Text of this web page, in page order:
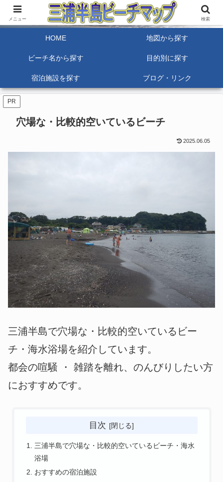
三浦半島のビーチ・海水浴場を紹介しています。また水の綺麗な海岸やバーベ
キューの出来る海岸など目的別にビーチを探せます。
HOME 地図から探す
ビーチ名から探す 目的別に探す
宿泊施設を探す ブログ・リンク
PR
穴場な・比較的空いているビーチ
2025.06.05
三浦半島で穴場な・比較的空いているビー
チ・海水浴場を紹介しています。
都会の喧騒 ・ 雑踏を離れ、のんびりしたい方
におすすめです。
目次
三浦半島で穴場な・比較的空いているビーチ・海水
浴場
おすすめの宿泊施設
メニュー 検索